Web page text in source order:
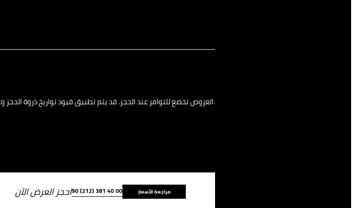
العروض تخضع للتوافر عند الحجز. قد يتم تطبيق قيود تواريخ ذروة الحجز وغيرها من الشروط.
احجز العرض الآن90 (212) 381 40 00 مراجعة الأسعار